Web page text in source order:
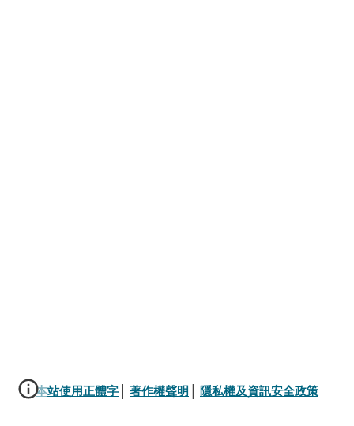
本站使用正體字 著作權聲明 隱私權及資訊安全政策